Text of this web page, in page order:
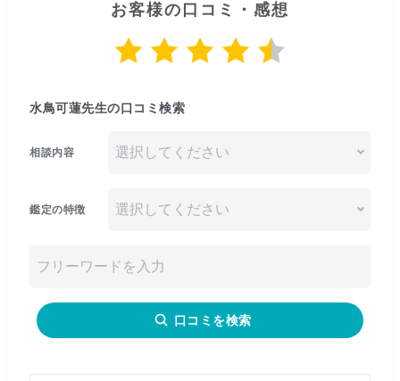
お客様の口コミ・感想
水鳥可蓮先生の口コミ検索
相談内容
鑑定の特徴
口コミを検索